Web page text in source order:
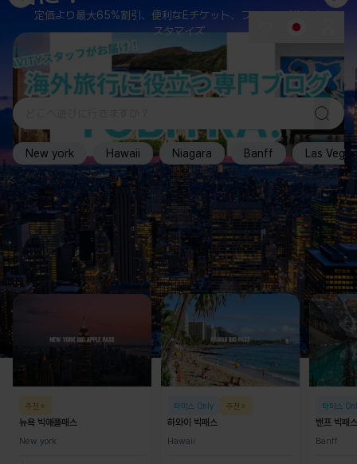
定価より最大65%割引、便利なEチケット、フレキシブルなカ
スタマイズ
New york Hawaii Niagara Banff Las
여름에 먼저 담는 여행
추천⭐
헬기를타고~
Las Vegas
Canyon
[라스베가스 시내출발] 스트립 하이
라이트 나이트 헬기 투어 (15분 탑
즉시확정⚡ 추천⭐
미술관/박물관
Tokyo
도쿄 팀랩 플래닛
¥3,800
필요한 것만 담아, 여행을 더 쉽게 빅패스
추천⭐
뉴욕 빅애플패스
New york
타미스 Only 추천⭐
하와이 빅패스
Hawaii
타미스
밴프 빅패
Banff